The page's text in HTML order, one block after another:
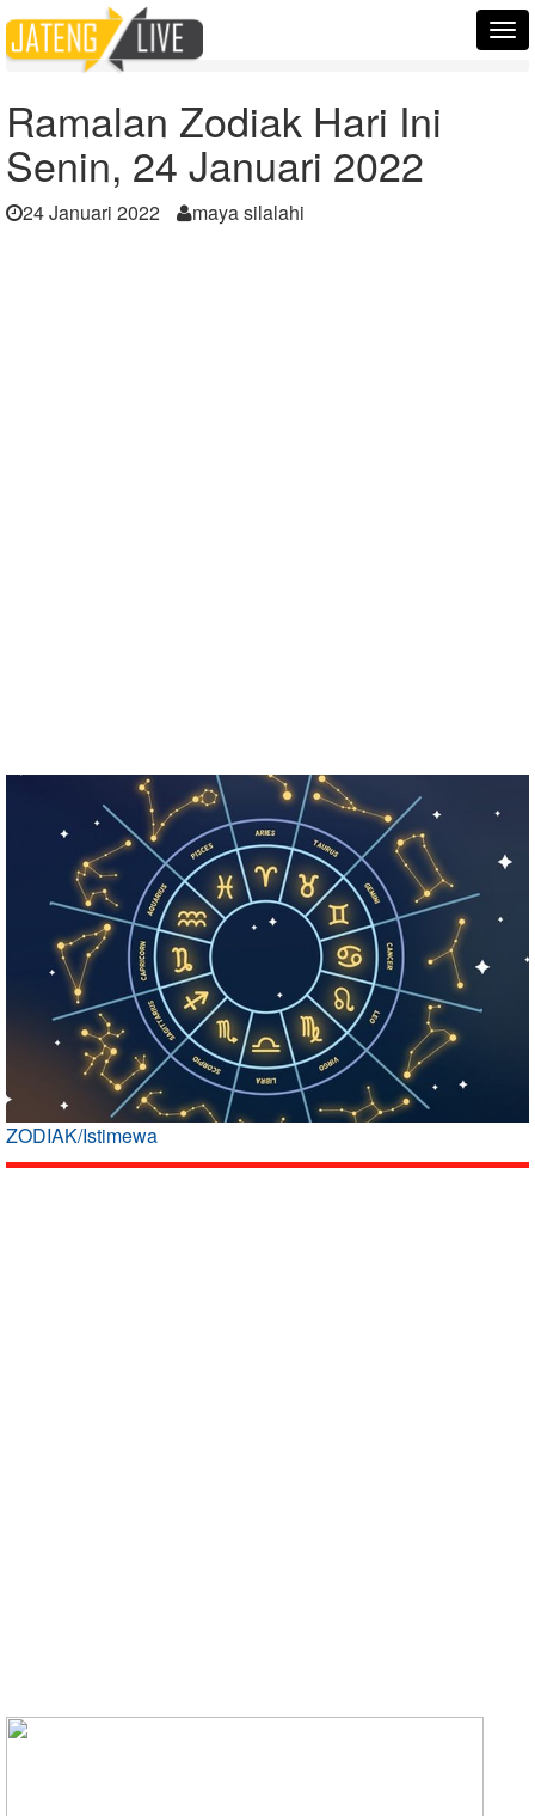
Home
Berita
Ramalan Zodiak Hari Ini Senin, 24 Januari 2022
Ramalan Zodiak Hari Ini
Senin, 24 Januari 2022
24 Januari 2022 maya silalahi
ZODIAK/Istimewa